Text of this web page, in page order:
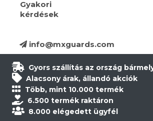
Gyakori
kérdések
info@mxguards.com
Gyors szállítás az ország
Alacsony árak, állandó akciók
Több, mint 10.000 termék
6.500 termék raktáron
8.000 elégedett ügyfél